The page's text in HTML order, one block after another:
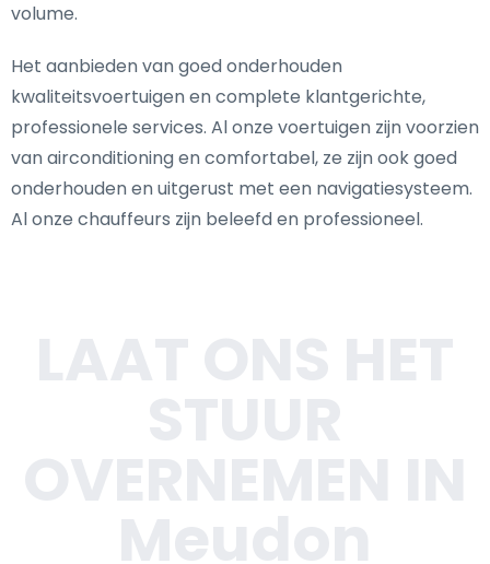
volume.
Het aanbieden van goed onderhouden
kwaliteitsvoertuigen en complete klantgerichte,
professionele services. Al onze voertuigen zijn voorzien
van airconditioning en comfortabel, ze zijn ook goed
onderhouden en uitgerust met een navigatiesysteem.
Al onze chauffeurs zijn beleefd en professioneel.